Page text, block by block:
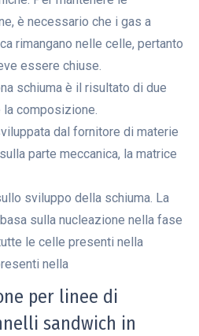
è necessario che i gas a
rimangano nelle celle, pertanto
essere chiuse.
schiuma è il risultato di due
la composizione.
dal fornitore di materie
parte meccanica, la matrice
sviluppo della schiuma. La
sulla nucleazione nella fase
le celle presenti nella
nella
per linee di
sandwich in